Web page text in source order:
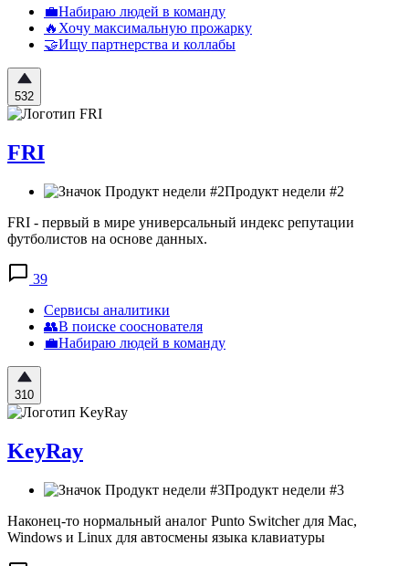
💼Набираю людей в команду
🔥Хочу максимальную прожарку
🤝Ищу партнерства и коллабы
532
FRI
Продукт недели #2
FRI - первый в мире универсальный индекс репутации
футболистов на основе данных.
39
Сервисы аналитики
👥В поиске сооснователя
💼Набираю людей в команду
310
KeyRay
Продукт недели #3
Наконец-то нормальный аналог Punto Switcher для Mac,
Windows и Linux для автосмены языка клавиатуры